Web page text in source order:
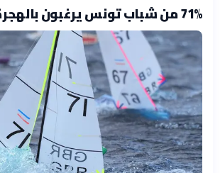
71% من شباب تونس يرغبون بالهجرة